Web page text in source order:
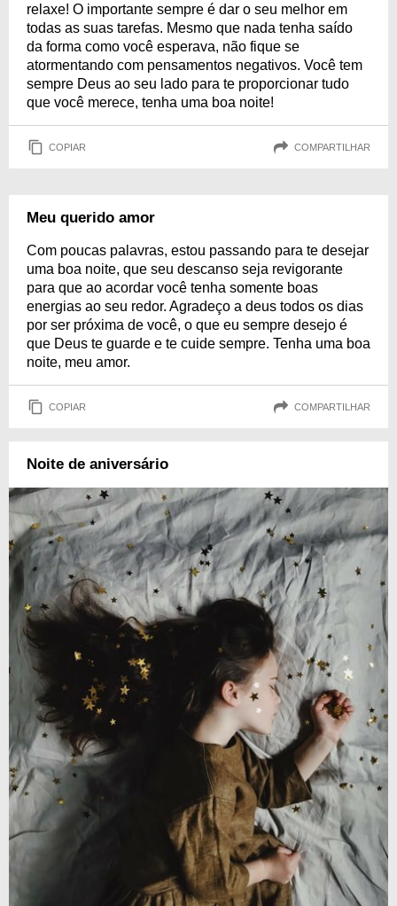
relaxe! O importante sempre é dar o seu melhor em
todas as suas tarefas. Mesmo que nada tenha saído
da forma como você esperava, não fique se
atormentando com pensamentos negativos. Você tem
sempre Deus ao seu lado para te proporcionar tudo
que você merece, tenha uma boa noite!
COPIAR COMPARTILHAR
Meu querido amor
Com poucas palavras, estou passando para te desejar
uma boa noite, que seu descanso seja revigorante
para que ao acordar você tenha somente boas
energias ao seu redor. Agradeço a deus todos os dias
por ser próxima de você, o que eu sempre desejo é
que Deus te guarde e te cuide sempre. Tenha uma boa
noite, meu amor.
COPIAR COMPARTILHAR
Noite de aniversário